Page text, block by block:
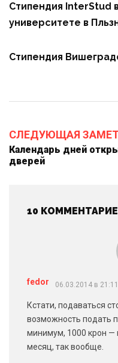
Стипендия InterStud
университете в
Стипендия
СЛЕДУЮЩАЯ
Календарь дней
дверей
10
fedor 06.03.2014 в 21:11
Кстати, подаваться
возможность подать
минимум, 1000 крон —
месяц, так вообще.